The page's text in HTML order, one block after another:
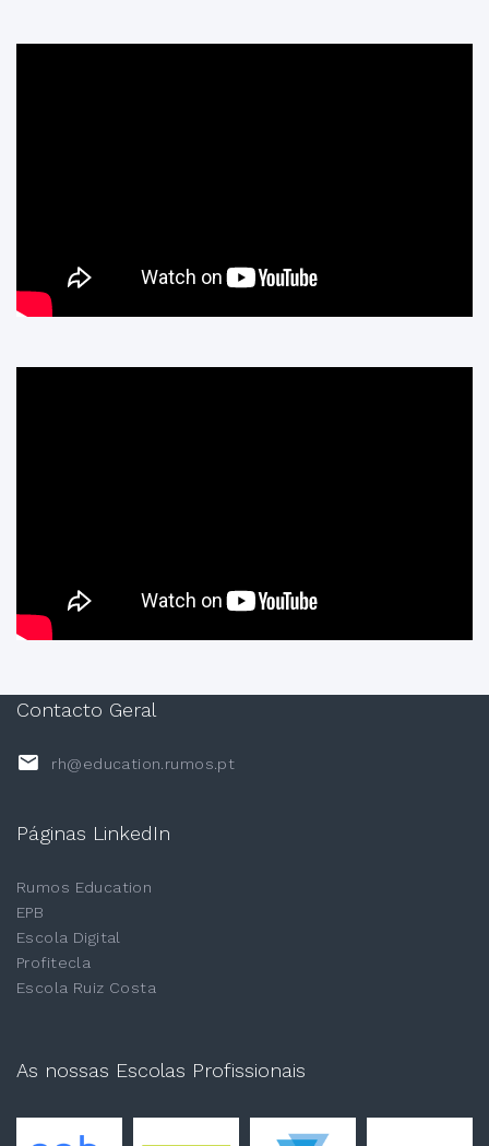
Contacto Geral
rh@education.rumos.pt
Páginas LinkedIn
Rumos Education
EPB
Escola Digital
Profitecla
Escola Ruiz Costa
As nossas Escolas Profissionais